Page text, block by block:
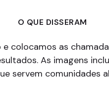
O QUE DISSERAM
colocamos as
As imagens
servem comunidades